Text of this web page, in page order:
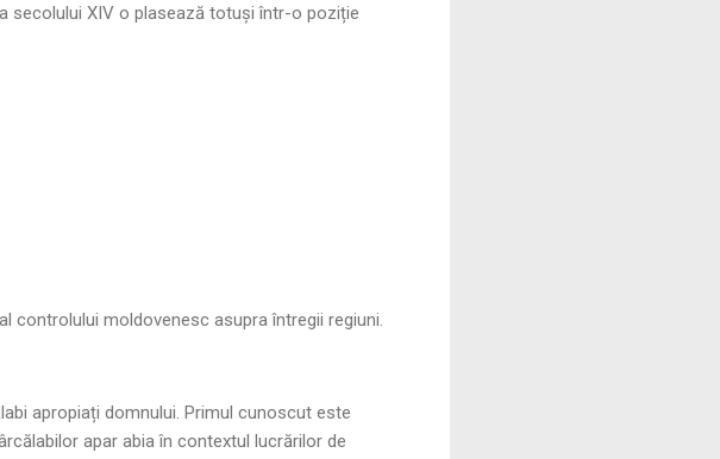
secolului XIV o plasează totuși într-o poziție
controlului moldovenesc asupra întregii regiuni.
apropiați domnului. Primul cunoscut este
apar abia în contextul lucrărilor de